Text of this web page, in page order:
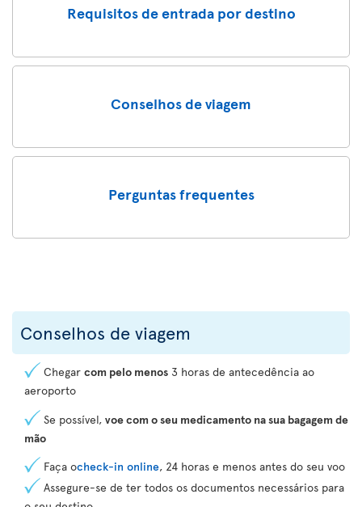
Requisitos de entrada por destino
Conselhos de viagem
Perguntas frequentes
Conselhos de viagem
Chegar com pelo menos 3 horas de antecedência ao
aeroporto
Se possível, voe com o seu medicamento na sua bagagem de
mão
Faça ocheck-in online, 24 horas e menos antes do seu voo
Assegure-se de ter todos os documentos necessários para